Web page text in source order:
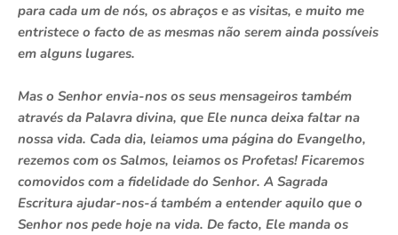
para cada um de nós, os abraços e as visitas, e muito me
entristece o facto de as mesmas não serem ainda possíveis
em alguns lugares.
Mas o Senhor envia-nos os seus mensageiros também
através da Palavra divina, que Ele nunca deixa faltar na
nossa vida. Cada dia, leiamos uma página do Evangelho,
rezemos com os Salmos, leiamos os Profetas! Ficaremos
comovidos com a fidelidade do Senhor. A Sagrada
Escritura ajudar-nos-á também a entender aquilo que o
Senhor nos pede hoje na vida. De facto, Ele manda os